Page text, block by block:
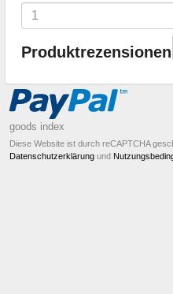
Produktrezensionen
goods index
Diese Website ist durch reCAPTCHA
Datenschutzerklärung und